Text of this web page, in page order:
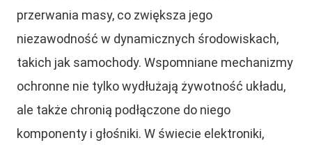
przerwania masy, co zwiększa jego
niezawodność w dynamicznych środowiskach,
takich jak samochody. Wspomniane mechanizmy
ochronne nie tylko wydłużają żywotność układu,
ale także chronią podłączone do niego
komponenty i głośniki. W świecie elektroniki,